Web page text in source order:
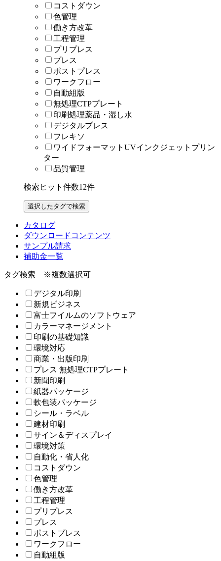
コストダウン
色管理
働き方改革
工程管理
プリプレス
プレス
ポストプレス
ワークフロー
自動組版
無処理CTPプレート
印刷処理薬品・湿し水
デジタルプレス
フレキソ
ワイドフォーマットUVインクジェットプリン
ター
品質管理
検索ヒット件数12件
カタログ
ダウンロードコンテンツ
サンプル請求
補助金一覧
タグ検索 ※複数選択可
デジタル印刷
新規ビジネス
富士フイルムのソフトウェア
カラーマネージメント
印刷の基礎知識
環境対応
商業・出版印刷
プレス 無処理CTPプレート
新聞印刷
紙器パッケージ
軟包装パッケージ
シール・ラベル
建材印刷
サイン＆ディスプレイ
環境対策
自動化・省人化
コストダウン
色管理
働き方改革
工程管理
プリプレス
プレス
ポストプレス
ワークフロー
自動組版